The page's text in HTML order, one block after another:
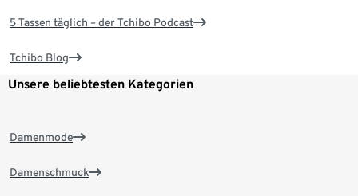
5 Tassen täglich – der Tchibo Podcast
Tchibo Blog
Unsere beliebtesten Kategorien
Damenmode
Damenschmuck